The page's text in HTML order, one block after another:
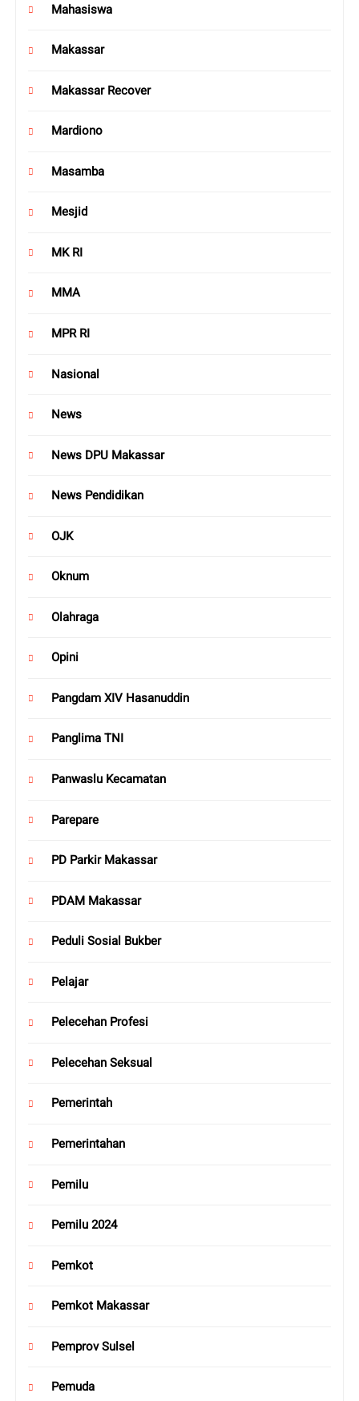
Mahasiswa
Makassar
Makassar Recover
Mardiono
Masamba
Mesjid
MK RI
MMA
MPR RI
Nasional
News
News DPU Makassar
News Pendidikan
OJK
Oknum
Olahraga
Opini
Pangdam XIV Hasanuddin
Panglima TNI
Panwaslu Kecamatan
Parepare
PD Parkir Makassar
PDAM Makassar
Peduli Sosial Bukber
Pelajar
Pelecehan Profesi
Pelecehan Seksual
Pemerintah
Pemerintahan
Pemilu
Pemilu 2024
Pemkot
Pemkot Makassar
Pemprov Sulsel
Pemuda